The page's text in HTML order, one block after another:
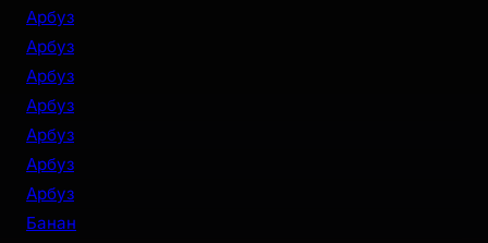
Арбуз
Арбуз
Арбуз
Арбуз
Арбуз
Арбуз
Арбуз
Банан